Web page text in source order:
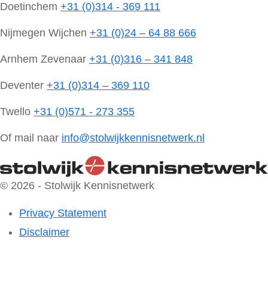
Doetinchem +31 (0)314 - 369 111
Nijmegen Wijchen +31 (0)24 – 64 88 666
Arnhem Zevenaar +31 (0)316 – 341 848
Deventer +31 (0)314 – 369 110
Twello +31 (0)571 - 273 355
Of mail naar info@stolwijkkennisnetwerk.nl
© 2026 - Stolwijk Kennisnetwerk
Privacy Statement
Disclaimer